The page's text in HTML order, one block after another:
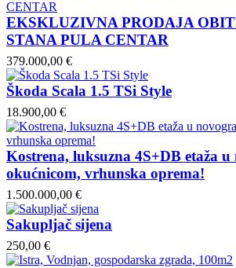
EKSKLUZIVNA PRODAJA
STANA PULA CENTAR
379.000,00 €
Škoda Scala 1.5 TSi Style
18.900,00 €
Kostrena, luksuzna 4S+DB etaža
okućnicom, vrhunska oprema!
1.500.000,00 €
Sakupljač sijena
250,00 €